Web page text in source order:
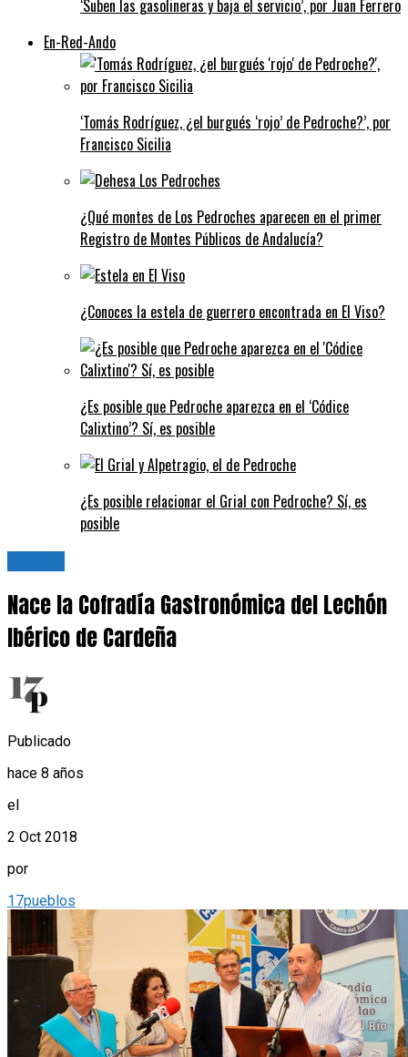
‘Suben las gasolineras y baja el servicio’, por Juan Ferrero
En-Red-Ando
‘Tomás Rodríguez, ¿el burgués ‘rojo’ de Pedroche?’, por
Francisco Sicilia
¿Qué montes de Los Pedroches aparecen en el primer
Registro de Montes Públicos de Andalucía?
¿Conoces la estela de guerrero encontrada en El Viso?
¿Es posible que Pedroche aparezca en el ‘Códice
Calixtino’? Sí, es posible
¿Es posible relacionar el Grial con Pedroche? Sí, es
posible
Nace la Cofradía Gastronómica del Lechón
Ibérico de Cardeña
Publicado
hace 8 años
el
2 Oct 2018
por
17pueblos